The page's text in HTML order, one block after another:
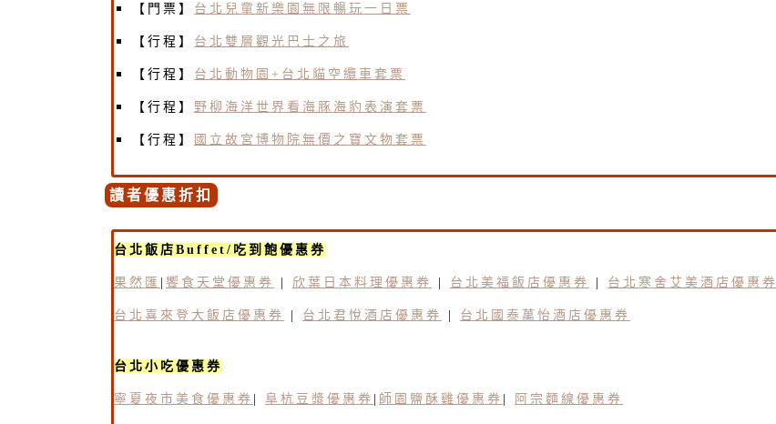
【門票】 台北兒童新樂園無限暢玩一日票
【行程】 台北雙層觀光巴士之旅
【行程】 台北動物園+台北貓空纜車套票
【行程】 野柳海洋世界看海豚海豹表演套票
【行程】 國立故宮博物院無價之寶文物套票
讀者優惠折扣
台北飯店Buffet/吃到飽優惠券
果然匯 | 饗食天堂優惠券 | 欣葉日本料理優惠券 | 台北美福飯店優惠券 | 台北寒舍艾美酒店優惠券
台北喜來登大飯店優惠券 | 台北君悅酒店優惠券 | 台北國泰萬怡酒店優惠券
台北小吃優惠券
寧夏夜市美食優惠券 | 阜杭豆漿優惠券 | 師園鹽酥雞優惠券 | 阿宗麵線優惠券